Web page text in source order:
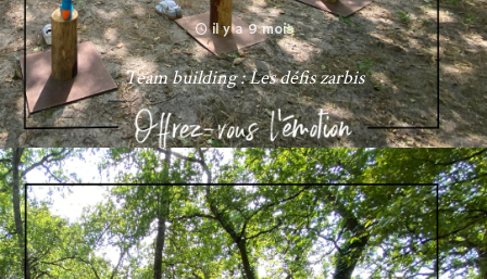
il y a 9 mois
Team building : Les défis zarbis